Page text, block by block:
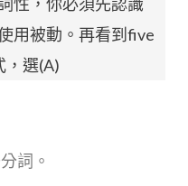
用被動。再看到five
，選(A)
詞。